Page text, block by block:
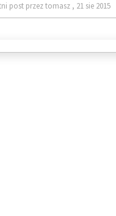
post przez tomasz , 21 sie 2015